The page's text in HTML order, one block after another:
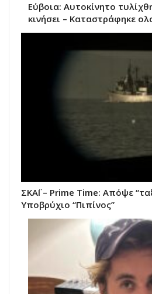
Εύβοια: Αυτοκίνητο
κινήσει – Καταστράφηκε
ΣΚΑΪ – Prime Time: Απόψε
Υποβρύχιο “Πιπίνος”